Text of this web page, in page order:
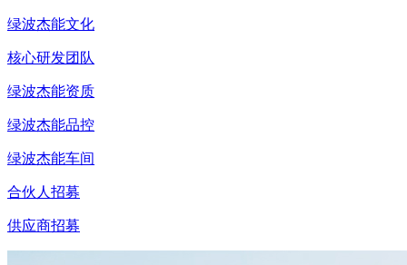
绿波杰能文化
核心研发团队
绿波杰能资质
绿波杰能品控
绿波杰能车间
合伙人招募
供应商招募